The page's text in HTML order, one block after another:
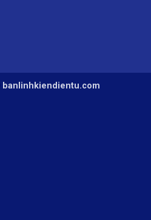
banlinhkiendientu.com